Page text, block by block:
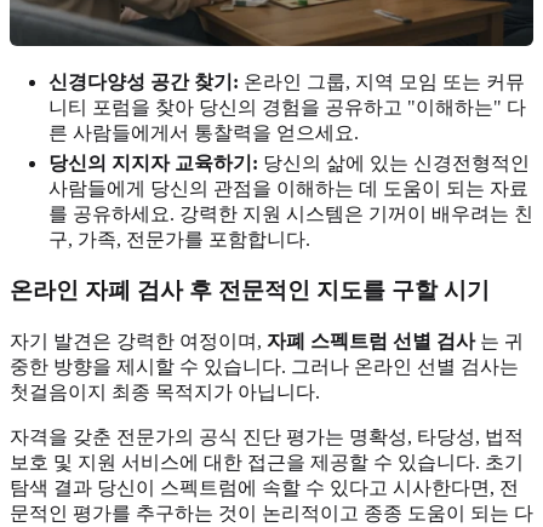
신경다양성 공간 찾기: 온라인 그룹, 지역 모임 또는 커뮤
니티 포럼을 찾아 당신의 경험을 공유하고 "이해하는" 다
른 사람들에게서 통찰력을 얻으세요.
당신의 지지자 교육하기: 당신의 삶에 있는 신경전형적인
사람들에게 당신의 관점을 이해하는 데 도움이 되는 자료
를 공유하세요. 강력한 지원 시스템은 기꺼이 배우려는 친
구, 가족, 전문가를 포함합니다.
온라인 자폐 검사 후 전문적인 지도를 구할 시기
자기 발견은 강력한 여정이며, 자폐 스펙트럼 선별 검사는 귀
중한 방향을 제시할 수 있습니다. 그러나 온라인 선별 검사는
첫걸음이지 최종 목적지가 아닙니다.
자격을 갖춘 전문가의 공식 진단 평가는 명확성, 타당성, 법적
보호 및 지원 서비스에 대한 접근을 제공할 수 있습니다. 초기
탐색 결과 당신이 스펙트럼에 속할 수 있다고 시사한다면, 전
문적인 평가를 추구하는 것이 논리적이고 종종 도움이 되는 다